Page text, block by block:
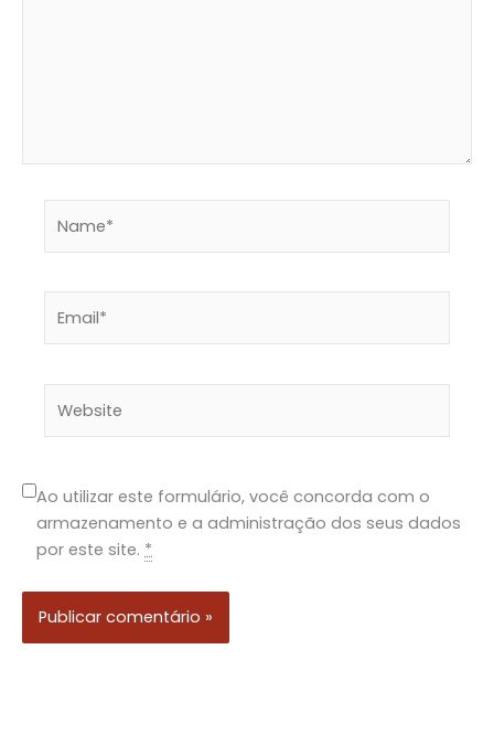
Ao utilizar este formulário, você concorda com o
armazenamento e a administração dos seus dados
por este site. *